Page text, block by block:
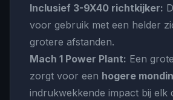
Inclusief 3-9X40 richtkijker:
voor gebruik met een helder
grotere afstanden.
Mach 1 Power Plant: Een
zorgt voor een hogere
indrukwekkende impact bij elk